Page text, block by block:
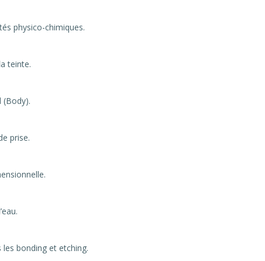
physico-chimiques.
teinte.
(Body).
prise.
bonding et etching.